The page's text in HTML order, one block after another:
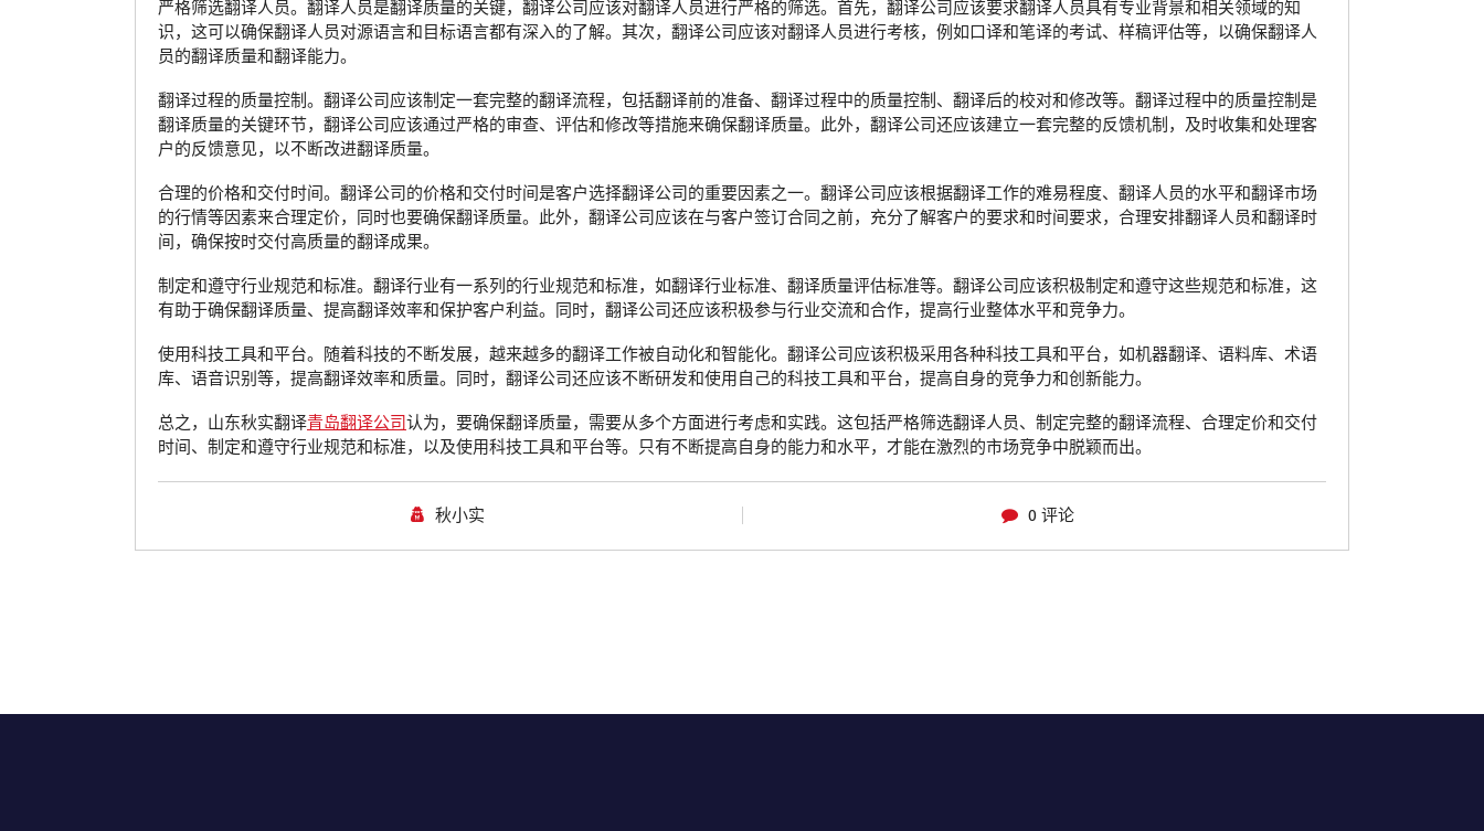
严格筛选翻译人员。翻译人员是翻译质量的关键，翻译公司应该对翻译人员进行严格的筛选。首先，翻译公司应该要求翻译人员具有专业背景和相关领域的知
识，这可以确保翻译人员对源语言和目标语言都有深入的了解。其次，翻译公司应该对翻译人员进行考核，例如口译和笔译的考试、样稿评估等，以确保翻译人
员的翻译质量和翻译能力。
翻译过程的质量控制。翻译公司应该制定一套完整的翻译流程，包括翻译前的准备、翻译过程中的质量控制、翻译后的校对和修改等。翻译过程中的质量控制是
翻译质量的关键环节，翻译公司应该通过严格的审查、评估和修改等措施来确保翻译质量。此外，翻译公司还应该建立一套完整的反馈机制，及时收集和处理客
户的反馈意见，以不断改进翻译质量。
合理的价格和交付时间。翻译公司的价格和交付时间是客户选择翻译公司的重要因素之一。翻译公司应该根据翻译工作的难易程度、翻译人员的水平和翻译市场
的行情等因素来合理定价，同时也要确保翻译质量。此外，翻译公司应该在与客户签订合同之前，充分了解客户的要求和时间要求，合理安排翻译人员和翻译时
间，确保按时交付高质量的翻译成果。
制定和遵守行业规范和标准。翻译行业有一系列的行业规范和标准，如翻译行业标准、翻译质量评估标准等。翻译公司应该积极制定和遵守这些规范和标准，这
有助于确保翻译质量、提高翻译效率和保护客户利益。同时，翻译公司还应该积极参与行业交流和合作，提高行业整体水平和竞争力。
使用科技工具和平台。随着科技的不断发展，越来越多的翻译工作被自动化和智能化。翻译公司应该积极采用各种科技工具和平台，如机器翻译、语料库、术语
库、语音识别等，提高翻译效率和质量。同时，翻译公司还应该不断研发和使用自己的科技工具和平台，提高自身的竞争力和创新能力。
总之，山东秋实翻译青岛翻译公司认为，要确保翻译质量，需要从多个方面进行考虑和实践。这包括严格筛选翻译人员、制定完整的翻译流程、合理定价和交付
时间、制定和遵守行业规范和标准，以及使用科技工具和平台等。只有不断提高自身的能力和水平，才能在激烈的市场竞争中脱颖而出。
秋小实 0 评论